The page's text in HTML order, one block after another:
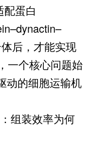
蛋白
后，才能实现
一个核心问题始
动的细胞运输机
组装效率为何